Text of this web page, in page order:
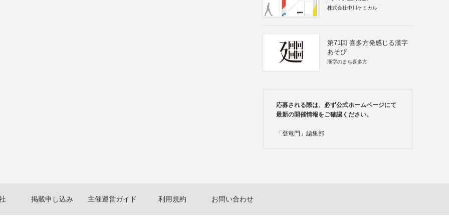
株式会社中川ケミカル
第71回 喜多方発感じる漢字
あそび
漢字のまち喜多方
応募される際は、必ず公式ホームページにて
最新の開催情報をご確認ください。
「登竜門」編集部
掲載申し込み 主催運営ガイド 利用規約 お問い合わせ